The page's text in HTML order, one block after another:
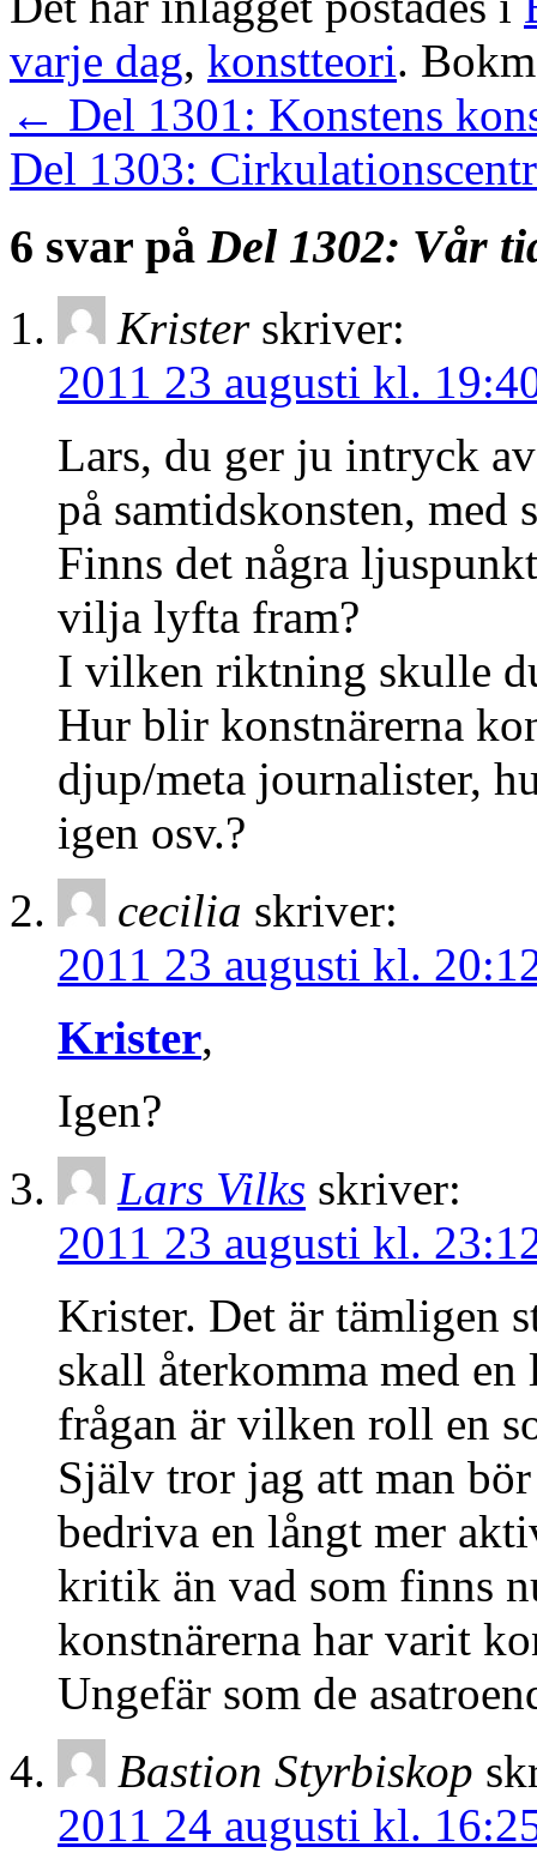
varje dag, konstteori.
← Del 1301: Konstens
Del 1303:
6 svar på Del 1302: Vår
Krister skriver:
2011 23 augusti kl.
Lars, du ger ju intryck
på samtidskonsten,
Finns det några
vilja lyfta fram?
I vilken riktning skulle
Hur blir konstnärerna
djup/meta journalister,
igen osv.?
cecilia skriver:
2011 23 augusti kl.
Krister,
Igen?
Lars Vilks skriver:
2011 23 augusti kl.
Krister. Det är tämligen
skall återkomma med
frågan är vilken roll en
Själv tror jag att man
bedriva en långt mer
kritik än vad som finns
konstnärerna har varit
Ungefär som de
Bastion Styrbiskop
2011 24 augusti kl.